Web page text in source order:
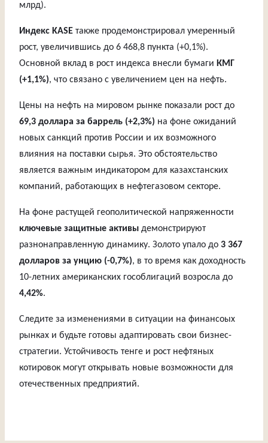
млрд).
Индекс KASE также продемонстрировал умеренный
рост, увеличившись до 6 468,8 пункта (+0,1%).
Основной вклад в рост индекса внесли бумаги КМГ
(+1,1%), что связано с увеличением цен на нефть.
Цены на нефть на мировом рынке показали рост до
69,3 доллара за баррель (+2,3%) на фоне ожиданий
новых санкций против России и их возможного
влияния на поставки сырья. Это обстоятельство
является важным индикатором для казахстанских
компаний, работающих в нефтегазовом секторе.
На фоне растущей геополитической напряженности
ключевые защитные активы демонстрируют
разнонаправленную динамику. Золото упало до 3 367
долларов за унцию (-0,7%), в то время как доходность
10-летних американских гособлигаций возросла до
4,42%.
Следите за изменениями в ситуации на финансоых
рынках и будьте готовы адаптировать свои бизнес-
стратегии. Устойчивость тенге и рост нефтяных
котировок могут открывать новые возможности для
отечественных предприятий.